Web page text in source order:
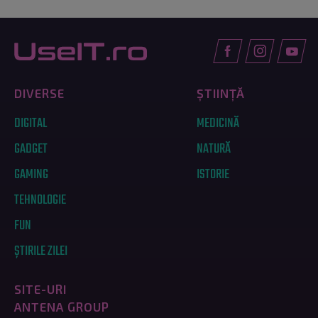
DIVERSE
DIGITAL
GADGET
GAMING
TEHNOLOGIE
FUN
ȘTIRILE ZILEI
ȘTIINȚĂ
MEDICINĂ
NATURĂ
ISTORIE
SITE-URI
ANTENA GROUP